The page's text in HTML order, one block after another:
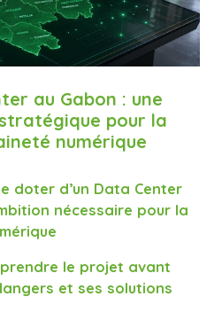
au Gabon : une
pour la
numérique
doter d’un Data Center
nécessaire pour la
le projet avant
et ses solutions